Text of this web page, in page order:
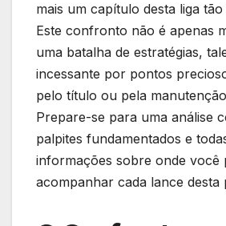
mais um capítulo desta liga
Este confronto não é apenas
uma batalha de estratégias,
incessante por pontos
pelo título ou pela
Prepare-se para uma análise
palpites fundamentados e
informações sobre onde você
acompanhar cada lance desta